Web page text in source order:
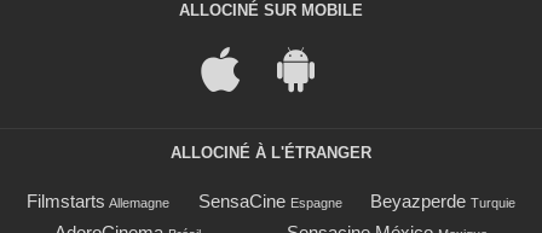
ALLOCINÉ SUR MOBILE
ALLOCINÉ À L'ÉTRANGER
Filmstarts Allemagne SensaCine Espagne Beyazperde Turquie